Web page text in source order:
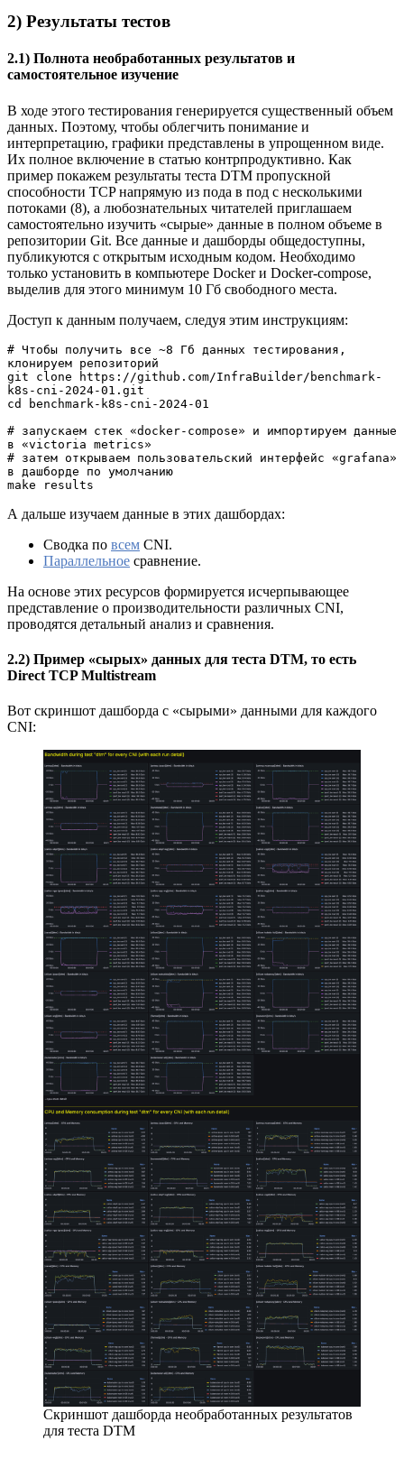
2) Результаты тестов
2.1) Полнота необработанных результатов и
самостоятельное изучение
В ходе этого тестирования генерируется существенный объем
данных. Поэтому, чтобы облегчить понимание и
интерпретацию, графики представлены в упрощенном виде.
Их полное включение в статью контрпродуктивно. Как
пример покажем результаты теста DTM пропускной
способности TCP напрямую из пода в под с несколькими
потоками (8), а любознательных читателей приглашаем
самостоятельно изучить «сырые» данные в полном объеме в
репозитории Git. Все данные и дашборды общедоступны,
публикуются с открытым исходным кодом. Необходимо
только установить в компьютере Docker и Docker-compose,
выделив для этого минимум 10 Гб свободного места.
Доступ к данным получаем, следуя этим инструкциям:
# Чтобы получить все ~8 Гб данных тестирования,
клонируем репозиторий
git clone https://github.com/InfraBuilder/benchmark-
k8s-cni-2024-01.git
cd benchmark-k8s-cni-2024-01
# запускаем стек «docker-compose» и импортируем данные
в «victoria metrics»
# затем открываем пользовательский интерфейс «grafana»
в дашборде по умолчанию
make results
А дальше изучаем данные в этих дашбордах:
Сводка по всем CNI.
Параллельное сравнение.
На основе этих ресурсов формируется исчерпывающее
представление о производительности различных CNI,
проводятся детальный анализ и сравнения.
2.2) Пример «сырых» данных для теста DTM, то есть
Direct TCP Multistream
Вот скриншот дашборда с «сырыми» данными для каждого
CNI:
Скриншот дашборда необработанных результатов
для теста DTM